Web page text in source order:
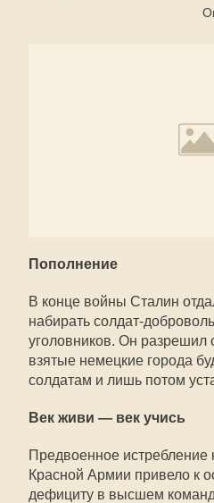
Пополнение
В конце войны Сталин
набирать солдат-
уголовников. Он разрешил
взятые немецкие города
солдатам и лишь потом
Век живи — век учись
Предвоенное истребление
Красной Армии привело к
дефициту в высшем